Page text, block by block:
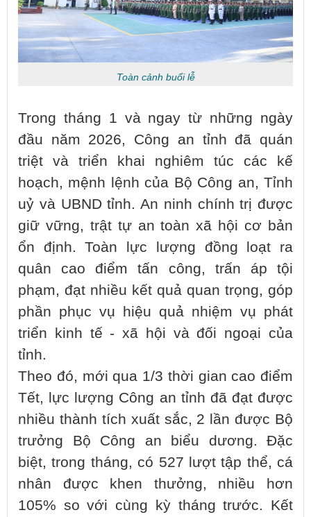
Toàn cảnh buổi lễ
Trong tháng 1 và ngay từ những ngày
đầu năm 2026, Công an tỉnh đã quán
triệt và triển khai nghiêm túc các kế
hoạch, mệnh lệnh của Bộ Công an, Tỉnh
uỷ và UBND tỉnh. An ninh chính trị được
giữ vững, trật tự an toàn xã hội cơ bản
ổn định. Toàn lực lượng đồng loạt ra
quân cao điểm tấn công, trấn áp tội
phạm, đạt nhiều kết quả quan trọng, góp
phần phục vụ hiệu quả nhiệm vụ phát
triển kinh tế - xã hội và đối ngoại của
tỉnh.
Theo đó, mới qua 1/3 thời gian cao điểm
Tết, lực lượng Công an tỉnh đã đạt được
nhiều thành tích xuất sắc, 2 lần được Bộ
trưởng Bộ Công an biểu dương. Đặc
biệt, trong tháng, có 527 lượt tập thể, cá
nhân được khen thưởng, nhiều hơn
105% so với cùng kỳ tháng trước. Kết